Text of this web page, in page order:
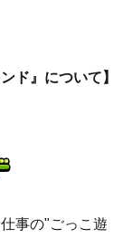
ド』について】
事の"ごっこ遊